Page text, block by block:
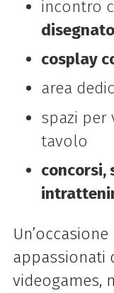
incontro
cosplay
area
spazi per
tavolo
concorsi,
appassionati
videogames,